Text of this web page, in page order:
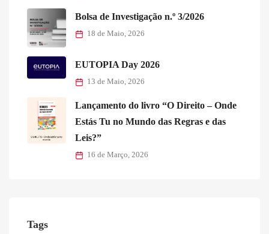
Bolsa de Investigação n.º 3/2026
18 de Maio, 2026
EUTOPIA Day 2026
13 de Maio, 2026
Lançamento do livro “O Direito – Onde
Estás Tu no Mundo das Regras e das
Leis?”
16 de Março, 2026
Tags